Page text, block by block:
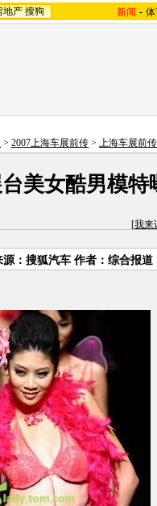
地产 搜狗 新闻 -
> 2007上海车展前传 > 上海车展前
美女酷男模特
[我来
源：搜狐汽车 作者：综合报道